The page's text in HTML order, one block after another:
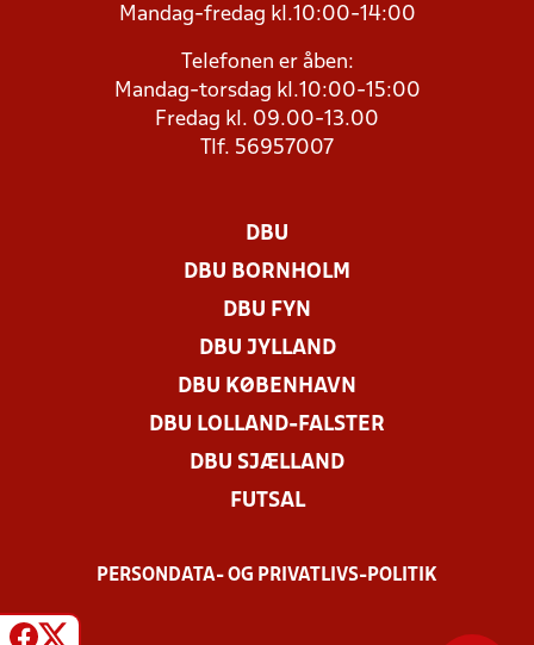
Mandag-fredag kl.10:00-14:00
Telefonen er åben:
Mandag-torsdag kl.10:00-15:00
Fredag kl. 09.00-13.00
Tlf. 56957007
DBU
DBU BORNHOLM
DBU FYN
DBU JYLLAND
DBU KØBENHAVN
DBU LOLLAND-FALSTER
DBU SJÆLLAND
FUTSAL
PERSONDATA- OG PRIVATLIVS-POLITIK